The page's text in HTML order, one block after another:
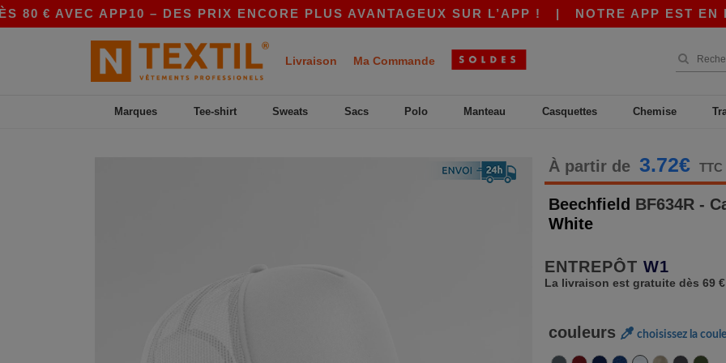
APP10 – DES PRIX ENCORE PLUS AVANTAGEUX SUR L’APP !| NOTRE APP EST EN
Livraison Ma Commande
Marques Tee-shirt Sweats Sacs Polo Manteau Casquettes Chemise
À partir de 3.72€ TTC
Beechfield BF634R -
White
ENTREPÔT W1
La livraison est gratuite dès 69
couleurs choisissez la